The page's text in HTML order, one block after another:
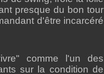
presque du bon tour
d'être incarcéré
comme l'un des
sur la condition de